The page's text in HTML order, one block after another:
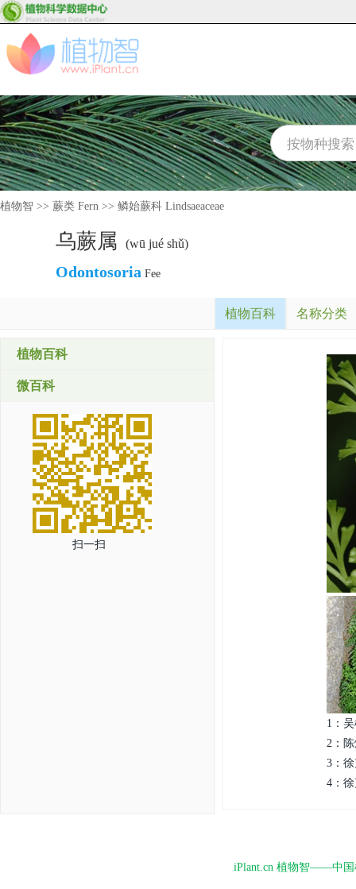
植物智 >> 蕨类 Fern >> 鳞始蕨科 Lindsaeaceae
乌蕨属 (wū jué shǔ)
Odontosoria Fee
植物百科 名称分类
植物百科
微百科
扫一扫
1：
2：
3：
4：
iPlant.cn 植物智——中国